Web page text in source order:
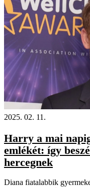
2025. 02. 11.
Harry a mai
emlékét: így
hercegnek
Diana fiatalabbik